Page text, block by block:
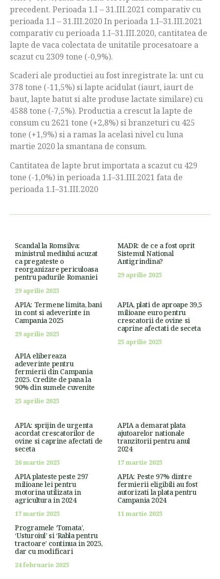
precedent. Perioada 1.I – 31.III.2021 comparativ cu
perioada 1.I – 31.III.2020 In perioada 1.I–31.III.2021
comparativ cu perioada 1.I–31.III.2020, cantitatea de
lapte de vaca colectata de unitatile procesatoare a
scazut cu 2309 tone (-0,9%).
Scaderi ale productiei au fost inregistrate la: unt cu
378 tone (-11,5%) si lapte acidulat (iaurt, iaurt de
baut, lapte batut si alte produse lactate similare) cu
4588 tone (-7,5%). Productia a crescut la lapte de
consum cu 2621 tone (+2,8%) si branzeturi cu 425
tone (+1,9%) si a ramas la acelasi nivel cu luna
martie 2020 la smantana de consum.
Cantitatea de lapte brut importata a scazut cu 429
tone (-1,0%) in perioada 1.I–31.III.2021 fata de
perioada 1.I–31.III.2020
Scandal la Romsilva:
ministrul mediului acuzat
ca pregateste o
reorganizare periculoasa
pentru padurile Romaniei
29 aprilie 2025
MADR: de ce a fost oprit
Sistemul National
Antigrindina?
29 aprilie 2025
APIA: Termene limita, bani
in cont si adeverinte in
Campania 2025
29 aprilie 2025
APIA, plati de aproape 39,5
milioane euro pentru
crescatorii de ovine si
caprine afectati de seceta
25 aprilie 2025
APIA elibereaza
adeverinte pentru
fermierii din Campania
2025. Credite de pana la
90% din sumele cuvenite
25 aprilie 2025
APIA: sprijin de urgenta
acordat crescatorilor de
ovine si caprine afectati de
seceta
26 martie 2025
APIA a demarat plata
ajutoarelor nationale
tranzitorii pentru anul
2024
17 martie 2025
APIA plateste peste 297
milioane lei pentru
motorina utilizata in
agricultura in 2024
17 martie 2025
APIA: Peste 97% dintre
fermierii eligibili au fost
autorizati la plata pentru
Campania 2024
11 martie 2025
Programele ‘Tomata’,
‘Usturoiul’ si ‘Rabla pentru
tractoare’ continua in 2025,
dar cu modificari
24 februarie 2025